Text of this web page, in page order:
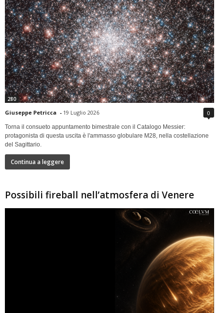
280
Giuseppe Petricca - 19 Luglio 2026 0
Torna il consueto appuntamento bimestrale con il Catalogo Messier:
protagonista di questa uscita è l'ammasso globulare M28, nella costellazione
del Sagittario.
Continua a leggere
Possibili fireball nell’atmosfera di Venere